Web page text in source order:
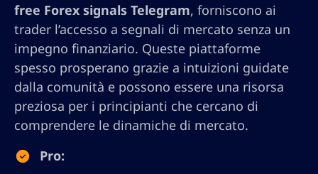
free Forex signals Telegram, forniscono ai
trader l’accesso a segnali di mercato senza un
impegno finanziario. Queste piattaforme
spesso prosperano grazie a intuizioni guidate
dalla comunità e possono essere una risorsa
preziosa per i principianti che cercano di
comprendere le dinamiche di mercato.
Pro: